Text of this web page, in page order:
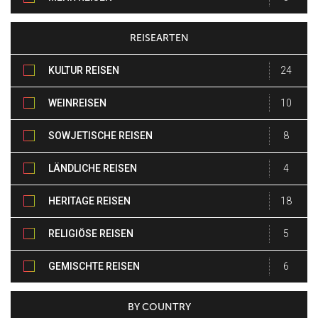
REISEARTEN
KULTUR REISEN 24
WEINREISEN 10
SOWJETISCHE REISEN 8
LÄNDLICHE REISEN 4
HERITAGE REISEN 18
RELIGIÖSE REISEN 5
GEMISCHTE REISEN 6
BY COUNTRY